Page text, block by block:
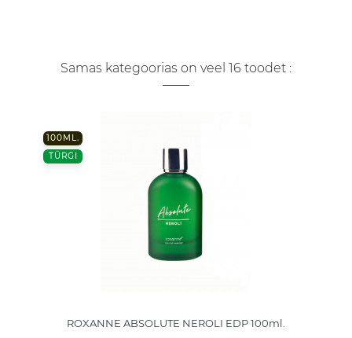
Samas kategoorias on veel 16 toodet :
100ML.
TÜRGI
ROXANNE ABSOLUTE NEROLI EDP 100ml.